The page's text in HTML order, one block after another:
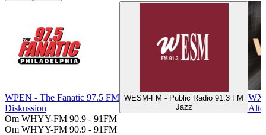
WPEN - The Fanatic 97.5 FM
Diskussion
WESM-FM - Public Radio 91.3 FM
Jazz
Om WHYY-FM 90.9 - 91FM
Om WHYY-FM 90.9 - 91FM